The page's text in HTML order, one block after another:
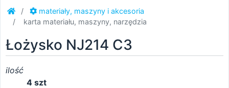
materiały, maszyny i akcesoria
karta materiału, maszyny, narzędzia
Łożysko NJ214 C3
ilość
4 szt